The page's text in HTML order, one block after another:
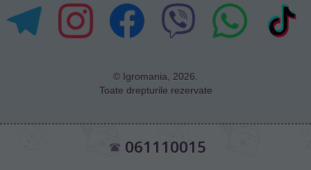
© Igromania, 2026.
Toate drepturile rezervate
061110015